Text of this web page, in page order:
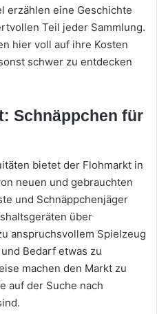
erzählen eine Geschichte
Teil jeder Sammlung.
hier voll auf ihre Kosten
schwer zu entdecken
Schnäppchen für
bietet der Flohmarkt in
neuen und gebrauchten
und Schnäppchenjäger
über
anspruchsvollem Spielzeug
Bedarf etwas zu
machen den Markt zu
auf der Suche nach